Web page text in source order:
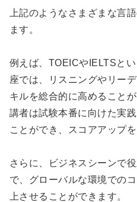
上記のようなさまざまな言
ます。
例えば、TOEICやIELTSと
座では、リスニングやリー
キルを総合的に高めること
講者は試験本番に向けた実
ことができ、スコアアップ
さらに、ビジネスシーンで
で、グローバルな環境での
上させることができます。